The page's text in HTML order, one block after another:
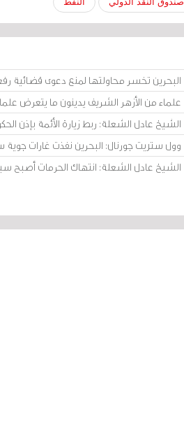
البحرين تخسر محاولتها لمنع دعوى قضائية
علماء من الأزهر الشريف يدينون ما يتعرض
الشيخ عادل الشعلة: ربط زيارة الأئمة بإذن
وول ستريت جورنال: البحرين نفذت غارات جوية
الشيخ عادل الشعلة: انتهاك الحرمات